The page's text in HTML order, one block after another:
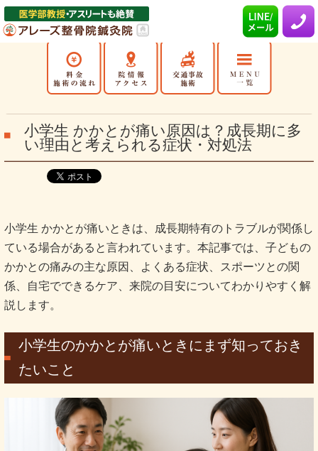
小学生 かかとが痛い原因は？成長期に多
い理由と考えられる症状・対処法
小学生 かかとが痛いときは、成長期特有のトラブルが関係し
ている場合があると言われています。本記事では、子どもの
かかとの痛みの主な原因、よくある症状、スポーツとの関
係、自宅でできるケア、来院の目安についてわかりやすく解
説します。
小学生のかかとが痛いときにまず知っておき
たいこと